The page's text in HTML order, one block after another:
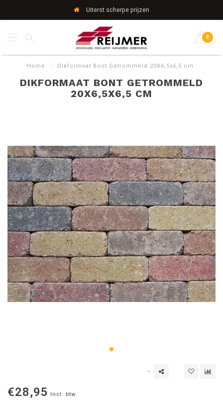
Uiterst scherpe prijzen
0
Home / Dikformaat Bont Getrommeld 20X6,5x6,5 cm
DIKFORMAAT BONT GETROMMELD
20X6,5X6,5 CM
€28,95 Incl. btw